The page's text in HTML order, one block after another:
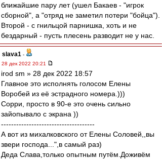
ближайшие пару лет (ушел Бакаев - "игрок
сборной", а "отряд не заметил потери "бойца").
Второй - с гнильцой парнишка, хоть и не
бездарный - пусть плесень разводит не у нас.
slava1 -
28 дек 2022 20:21
irod sm » 28 дек 2022 18:57
Главное это исполнять голосом Елены
Воробей из её эстрадного номера.)))
Сорри, просто в 90-е это очень сильно
зайопывало с экрана ))
-------------------------------------
А вот из михалковского от Елены Соловей,,вы
звери господа...",в самый раз)
Деда Слава,только опытным путём.Доживём